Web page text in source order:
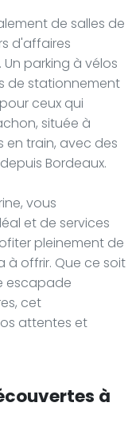
de salles de
d'affaires
parking à vélos
de stationnement
ceux qui
située à
en train, avec des
Bordeaux.
vous
et de services
pleinement de
à offrir. Que ce soit
escapade
cet
attentes et
à